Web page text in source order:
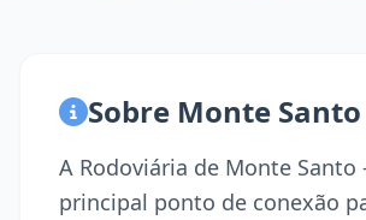
Sobre Monte Santo
A Rodoviária de Monte Santo
principal ponto de conexão